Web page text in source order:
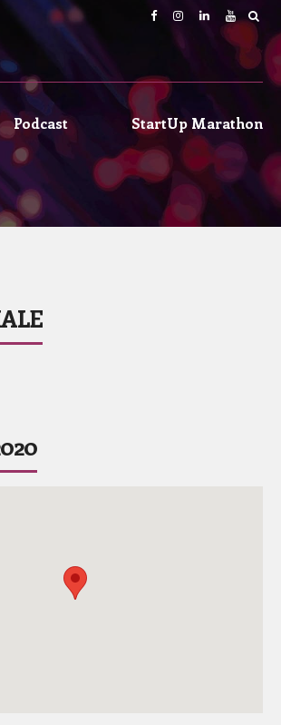
Podcast StartUp Marathon